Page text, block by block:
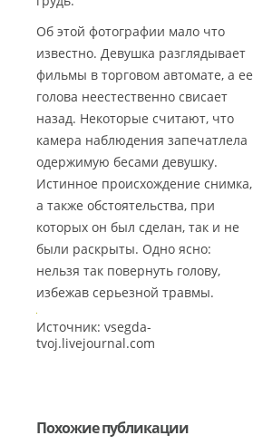
Об этой фотографии мало что
известно. Девушка разглядывает
фильмы в торговом автомате, а ее
голова неестественно свисает
назад. Некоторые считают, что
камера наблюдения запечатлела
одержимую бесами девушку.
Истинное происхождение снимка,
а также обстоятельства, при
которых он был сделан, так и не
были раскрыты. Одно ясно:
нельзя так повернуть голову,
избежав серьезной травмы.
Источник: vsegda-
tvoj.livejournal.com
Похожие публикации